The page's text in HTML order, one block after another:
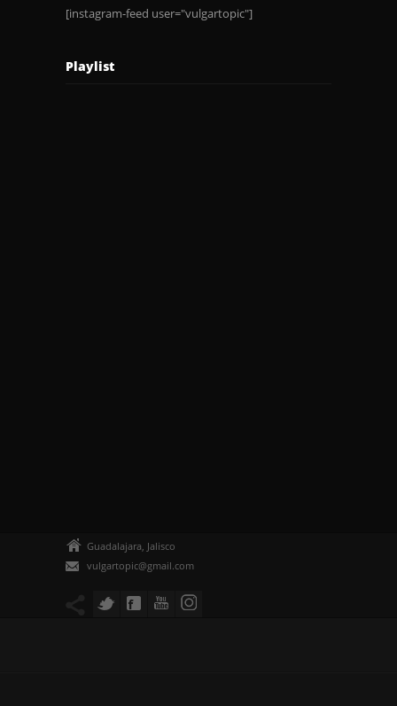
[instagram-feed user="vulgartopic"]
Playlist
Guadalajara, Jalisco
vulgartopic@gmail.com